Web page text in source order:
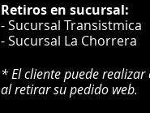
Retiros en sucursal:
- Sucursal Transistmica
- Sucursal La Chorrera
* El cliente puede
al retirar su pedido web.